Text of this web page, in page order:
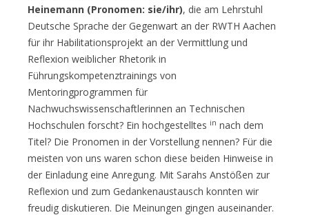
Heinemann (Pronomen: sie/ihr), die am Lehrstuhl
Deutsche Sprache der Gegenwart an der RWTH Aachen
für ihr Habilitationsprojekt an der Vermittlung und
Reflexion weiblicher Rhetorik in
Führungskompetenztrainings von
Mentoringprogrammen für
Nachwuchswissenschaftlerinnen an Technischen
Hochschulen forscht? Ein hochgestelltes in nach dem
Titel? Die Pronomen in der Vorstellung nennen? Für die
meisten von uns waren schon diese beiden Hinweise in
der Einladung eine Anregung. Mit Sarahs Anstößen zur
Reflexion und zum Gedankenaustausch konnten wir
freudig diskutieren. Die Meinungen gingen auseinander.